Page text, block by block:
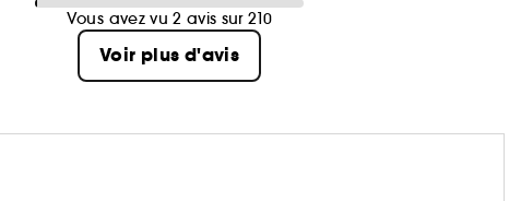
Vous avez vu 2 avis sur 210
Voir plus d'avis